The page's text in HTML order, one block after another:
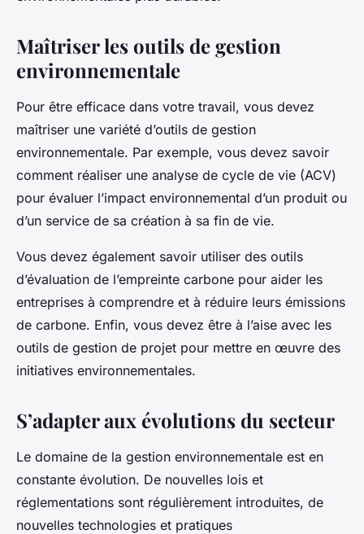
Maîtriser les outils de gestion
environnementale
Pour être efficace dans votre travail, vous devez
maîtriser une variété d’outils de gestion
environnementale. Par exemple, vous devez savoir
comment réaliser une analyse de cycle de vie (ACV)
pour évaluer l’impact environnemental d’un produit ou
d’un service de sa création à sa fin de vie.
Vous devez également savoir utiliser des outils
d’évaluation de l’empreinte carbone pour aider les
entreprises à comprendre et à réduire leurs émissions
de carbone. Enfin, vous devez être à l’aise avec les
outils de gestion de projet pour mettre en œuvre des
initiatives environnementales.
S’adapter aux évolutions du secteur
Le domaine de la gestion environnementale est en
constante évolution. De nouvelles lois et
réglementations sont régulièrement introduites, de
nouvelles technologies et pratiques